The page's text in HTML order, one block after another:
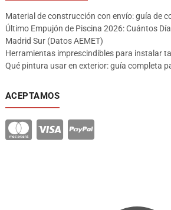
Material de construcción con envío: guía de
Último Empujón de Piscina 2026: Cuántos
Madrid Sur (Datos AEMET)
Herramientas imprescindibles para instalar
Qué pintura usar en exterior: guía completa
ACEPTAMOS